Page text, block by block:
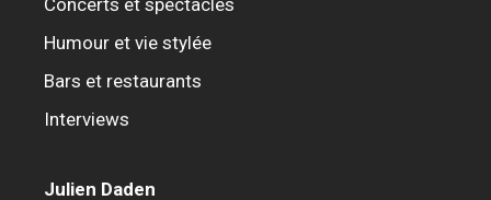
Concerts et spectacles
Humour et vie stylée
Bars et restaurants
Interviews
Julien Daden